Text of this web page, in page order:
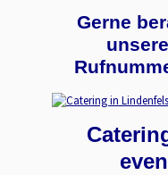
Gerne